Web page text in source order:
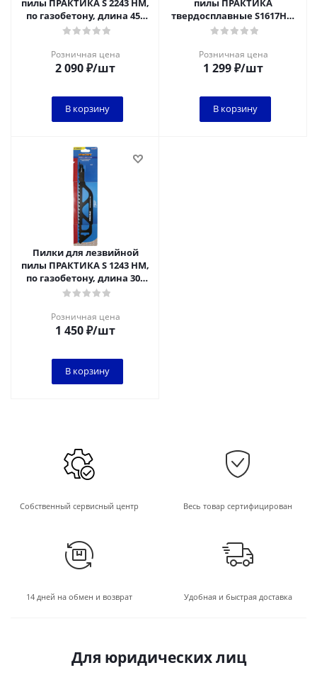
пилы ПРАКТИКА S 2243 HM,
по газобетону, длина 455
мм, 1 шт
Розничная цена
2 090₽/шт
В корзину
пилы ПРАКТИКА
твердосплавные S1617HM
по дереву,
продуктам, 305 мм
Розничная цена
1 299₽/шт
В корзину
Пилки для лезвийной
пилы ПРАКТИКА S 1243 HM,
по газобетону, длина 305
мм, 1 шт
Розничная цена
1 450₽/шт
В корзину
Собственный сервисный центр Весь товар сертифицирован
14 дней на обмен и возврат Удобная и быстрая доставка
Для юридических лиц